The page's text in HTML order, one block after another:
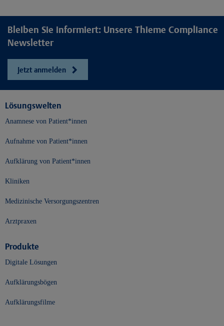
Bleiben Sie informiert: Unsere Thieme Compliance
Newsletter
Jetzt anmelden
Lösungswelten
Anamnese von Patient*innen
Aufnahme von Patient*innen
Aufklärung von Patient*innen
Kliniken
Medizinische Versorgungszentren
Arztpraxen
Produkte
Digitale Lösungen
Aufklärungsbögen
Aufklärungsfilme